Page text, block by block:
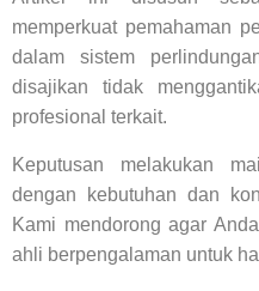
memperkuat pemahaman
dalam sistem
disajikan tidak
profesional terkait.
Keputusan melakukan
dengan kebutuhan dan
Kami mendorong agar
ahli berpengalaman untuk